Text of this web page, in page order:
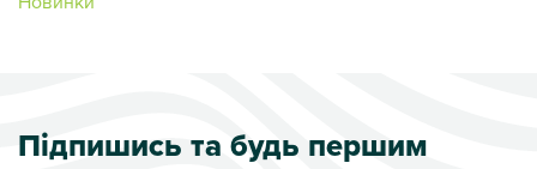
Підпишись та будь першим